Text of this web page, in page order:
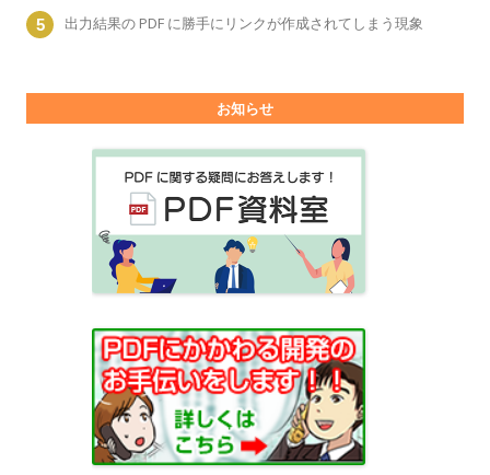
出力結果の PDF に勝手にリンクが作成されてしまう現象
お知らせ